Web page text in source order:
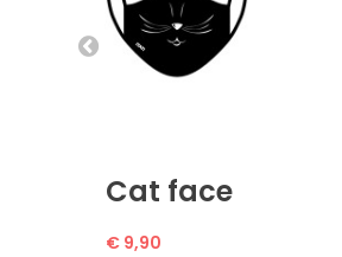
Cat face
€ 9,90